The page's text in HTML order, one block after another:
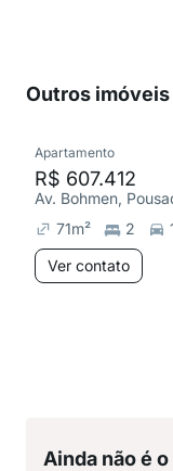
Outros
Apartamento
R$ 607.412
Av. Bohmen,
71m² 2
Ver contato
Ainda não é